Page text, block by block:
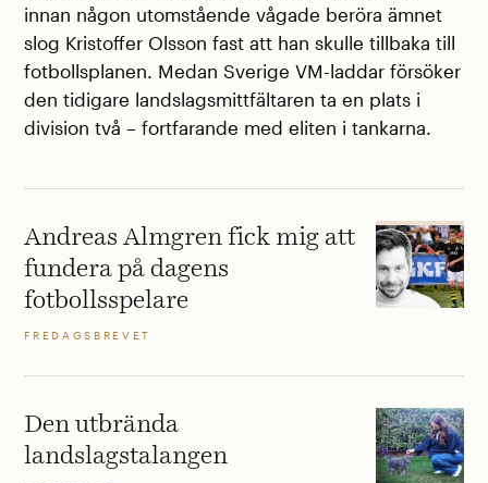
innan någon utomstående vågade beröra ämnet
slog Kristoffer Olsson fast att han skulle tillbaka till
fotbollsplanen. Medan Sverige VM-laddar försöker
den tidigare landslagsmittfältaren ta en plats i
division två – fortfarande med eliten i tankarna.
Andreas Almgren fick mig att
fundera på dagens
fotbollsspelare
FREDAGSBREVET
Den utbrända
landslagstalangen